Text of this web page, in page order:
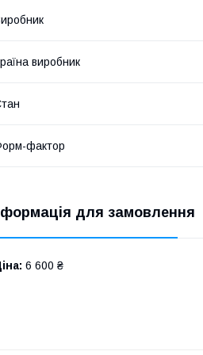
виробник
фактор
для замовлення
6 600 ₴